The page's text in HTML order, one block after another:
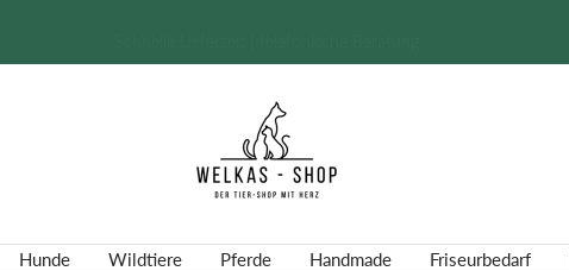
Hunde Wildtiere Pferde Handmade Friseurbedarf